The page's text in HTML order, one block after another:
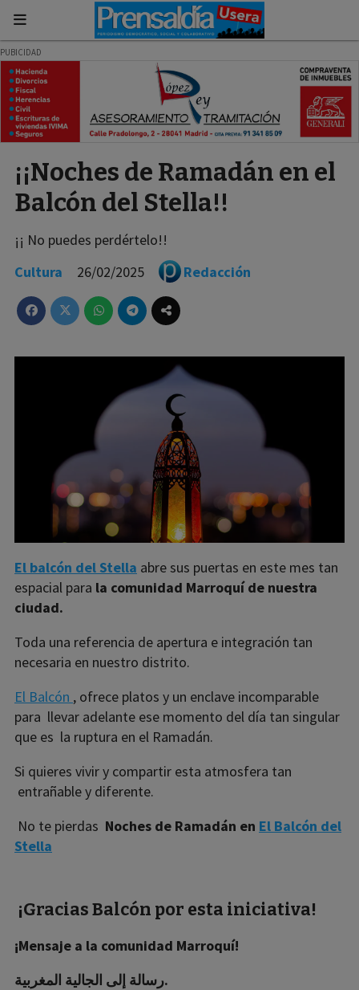
¡¡Noches de Ramadán en el
Balcón del Stella!!
¡¡ No puedes perdértelo!!
Cultura
26/02/2025 Redacción
El balcón del Stella abre sus puertas en este mes tan
espacial para la comunidad Marroquí de nuestra
ciudad.
Toda una referencia de apertura e integración tan
necesaria en nuestro distrito.
El Balcón , ofrece platos y un enclave incomparable
para llevar adelante ese momento del día tan singular
que es la ruptura en el Ramadán.
Si quieres vivir y compartir esta atmosfera tan
entrañable y diferente.
No te pierdas Noches de Ramadán en El Balcón del
Stella
¡Gracias Balcón por esta iniciativa!
¡Mensaje a la comunidad Marroquí!
رسالة إلى الجالية المغربية.